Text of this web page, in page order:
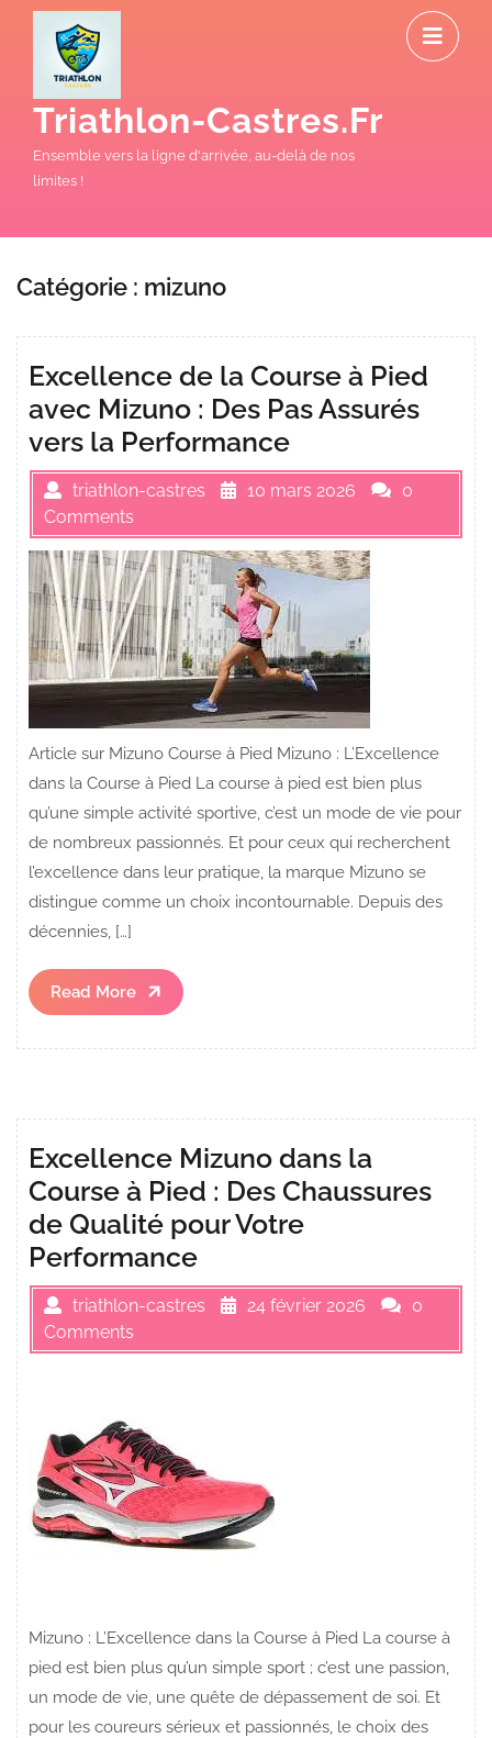
Triathlon-Castres.fr
Ensemble vers la ligne d'arrivée, au-delà de nos
limites !
Catégorie : mizuno
Excellence de la Course à Pied
avec Mizuno : Des Pas Assurés
vers la Performance
triathlon-castres 10 mars 2026
0
Comments
Article sur Mizuno Course à Pied Mizuno : L’Excellence
dans la Course à Pied La course à pied est bien plus
qu’une simple activité sportive, c’est un mode de vie pour
de nombreux passionnés. Et pour ceux qui recherchent
l’excellence dans leur pratique, la marque Mizuno se
distingue comme un choix incontournable. Depuis des
décennies, […]
Read More
Read
More
Excellence Mizuno dans la
Course à Pied : Des Chaussures
de Qualité pour Votre
Performance
triathlon-castres 24 février 2026
0
Comments
Mizuno : L’Excellence dans la Course à Pied La course à
pied est bien plus qu’un simple sport ; c’est une passion,
un mode de vie, une quête de dépassement de soi. Et
pour les coureurs sérieux et passionnés, le choix des